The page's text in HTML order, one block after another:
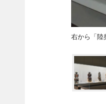
右から「陸